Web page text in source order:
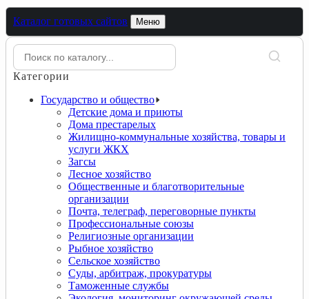
Каталог готовых сайтов Меню
Категории
Государство и общество
Детские дома и приюты
Дома престарелых
Жилищно-коммунальные хозяйства, товары и
услуги ЖКХ
Загсы
Лесное хозяйство
Общественные и благотворительные
организации
Почта, телеграф, переговорные пункты
Профессиональные союзы
Религиозные организации
Рыбное хозяйство
Сельское хозяйство
Суды, арбитраж, прокуратуры
Таможенные службы